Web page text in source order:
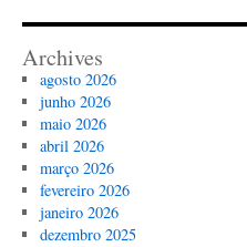
Archives
agosto 2026
junho 2026
maio 2026
abril 2026
março 2026
fevereiro 2026
janeiro 2026
dezembro 2025